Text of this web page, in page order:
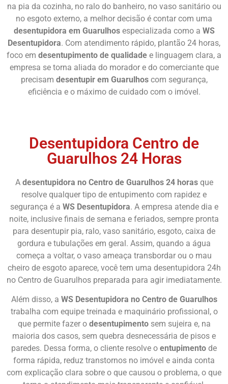
na pia da cozinha, no ralo do banheiro, no vaso sanitário ou
no esgoto externo, a melhor decisão é contar com uma
desentupidora em Guarulhosespecializada como a WS
Desentupidora. Com atendimento rápido, plantão 24 horas,
foco em desentupimento de qualidade e linguagem clara, a
empresa se torna aliada do morador e do comerciante que
precisam desentupir em Guarulhoscom segurança,
eficiência e o máximo de cuidado com o imóvel.
Desentupidora Centro de
Guarulhos 24 Horas
A desentupidora no Centro de Guarulhos 24 horasque
resolve qualquer tipo de entupimento com rapidez e
segurança é a WS Desentupidora. A empresa atende dia e
noite, inclusive finais de semana e feriados, sempre pronta
para desentupir pia, ralo, vaso sanitário, esgoto, caixa de
gordura e tubulações em geral. Assim, quando a água
começa a voltar, o vaso ameaça transbordar ou o mau
cheiro de esgoto aparece, você tem uma desentupidora 24h
no Centro de Guarulhos preparada para agir imediatamente.
Além disso, a WS Desentupidora no Centro de Guarulhos
trabalha com equipe treinada e maquinário profissional, o
que permite fazer o desentupimentosem sujeira e, na
maioria dos casos, sem quebra desnecessária de pisos e
paredes. Dessa forma, o cliente resolve o entupimento de
forma rápida, reduz transtornos no imóvel e ainda conta
com explicação clara sobre o que causou o problema, o que